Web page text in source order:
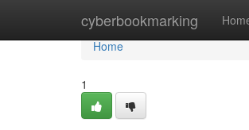
cyberbookmarking
Home
Home
1